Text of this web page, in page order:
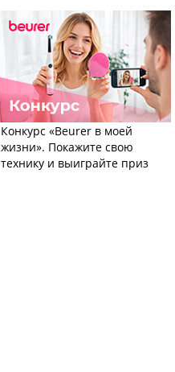
Конкурс «Beurer в моей
жизни». Покажите свою
технику и выиграйте приз